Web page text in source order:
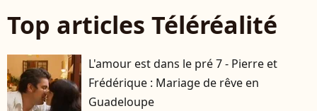
Top articles Téléréalité
L'amour est dans le pré 7 - Pierre et
Frédérique : Mariage de rêve en
Guadeloupe